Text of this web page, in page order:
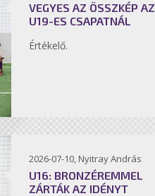
VEGYES AZ ÖSSZKÉP AZ
U19-ES CSAPATNÁL
Értékelő.
2026-07-10, Nyitray András
U16: BRONZÉREMMEL
ZÁRTÁK AZ IDÉNYT